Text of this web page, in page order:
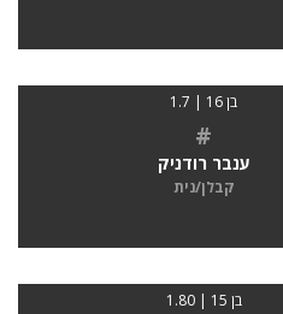
בן 16 | 1.7
#
ענבר רודניק
קבלן/נית
בן 15 | 1.80